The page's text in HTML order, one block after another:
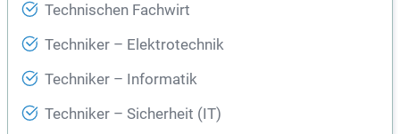
Technischen Fachwirt
Techniker – Elektrotechnik
Techniker – Informatik
Techniker – Sicherheit (IT)